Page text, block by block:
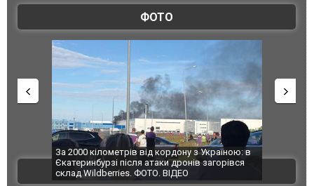
ФОТО
За 2000 кілометрів від кордону з Україною: в
Єкатеринбурзі після атаки дронів загорівся
склад Wildberries. ФОТО. ВІДЕО
"Мої
ВІДЕО